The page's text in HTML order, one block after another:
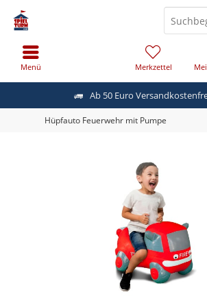
Ab 50 Euro
Menü Merkzettel
Hüpfauto Feuerwehr mit Pumpe